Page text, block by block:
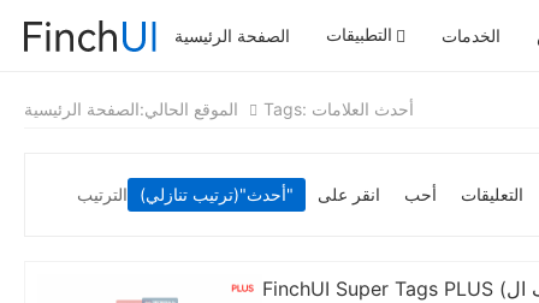
الصفحة الرئيسية التطبيقات الخدمات
الموقع الحالي:الصفحة الرئيسية Tags: أحدث العلامات
الترتيب أحدث"(ترتيب تنازلي)" انقر على أحب التعليقات
FinchUI Super Tags PLUS (أحدث العلامات ، العلامات الشائعة ، العلامات العشوائية ، العلامات ذات الصلة ، أرشيف ال